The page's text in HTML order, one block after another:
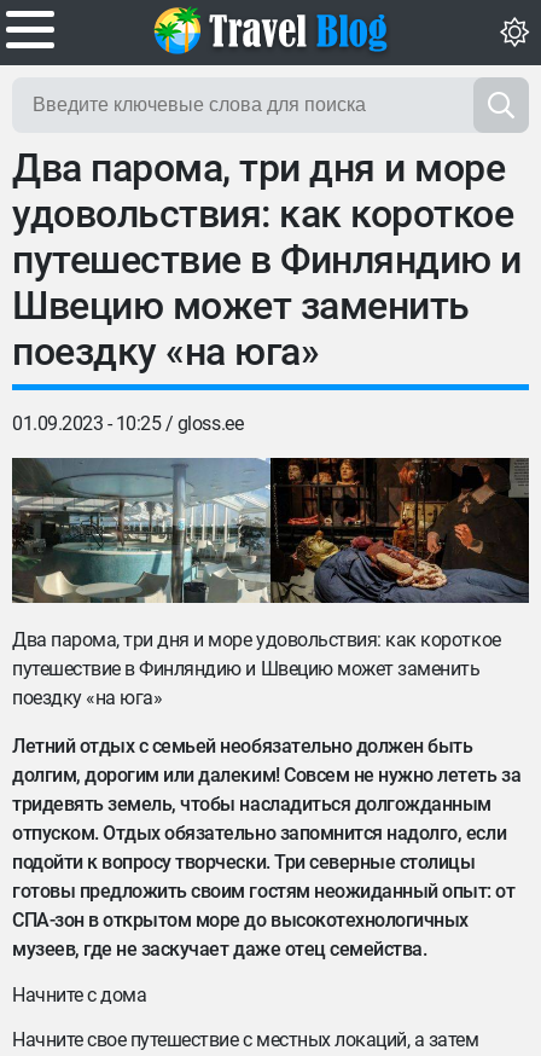
Два парома, три дня и море
удовольствия: как короткое
путешествие в Финляндию и
Швецию может заменить
поездку «на юга»
01.09.2023 - 10:25 / gloss.ee
Два парома, три дня и море удовольствия: как короткое
путешествие в Финляндию и Швецию может заменить
поездку «на юга»
Летний отдых с семьей необязательно должен быть
долгим, дорогим или далеким! Совсем не нужно лететь за
тридевять земель, чтобы насладиться долгожданным
отпуском. Отдых обязательно запомнится надолго, если
подойти к вопросу творчески. Три северные столицы
готовы предложить своим гостям неожиданный опыт: от
СПА-зон в открытом море до высокотехнологичных
музеев, где не заскучает даже отец семейства.
Начните с дома
Начните свое путешествие с местных локаций, а затем